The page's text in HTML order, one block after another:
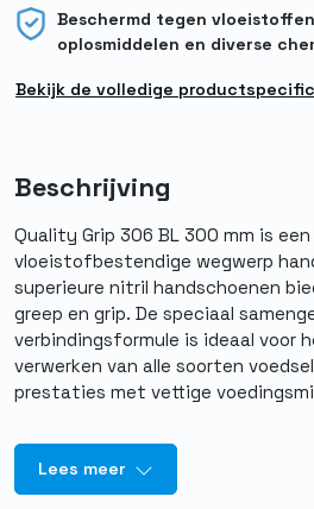
Beschermd tegen
oplosmiddelen en diverse
Bekijk de volledige
Beschrijving
Quality Grip 306 BL 300 mm is
vloeistofbestendige wegwerp
superieure nitril handschoenen
greep en grip. De speciaal
verbindingsformule is ideaal voor
verwerken van alle soorten
prestaties met vettige
Lees meer